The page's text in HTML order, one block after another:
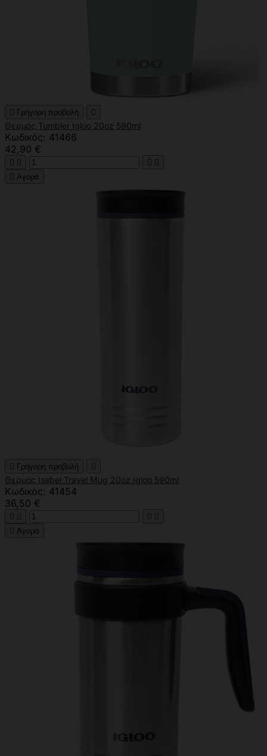
 Γρήγορη προβολή 
Θερμός Tumbler Igloo 20oz 590ml
Κωδικός: 41466
42,90 €
   
 Αγορά
 Γρήγορη προβολή 
Θερμός Isabel Travel Mug 20oz Igloo 590ml
Κωδικός: 41454
36,50 €
   
 Αγορά